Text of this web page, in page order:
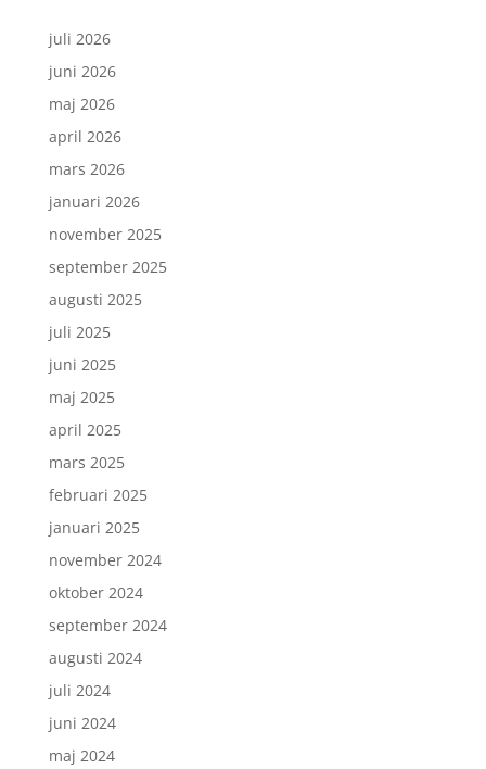
juli 2026
juni 2026
maj 2026
april 2026
mars 2026
januari 2026
november 2025
september 2025
augusti 2025
juli 2025
juni 2025
maj 2025
april 2025
mars 2025
februari 2025
januari 2025
november 2024
oktober 2024
september 2024
augusti 2024
juli 2024
juni 2024
maj 2024